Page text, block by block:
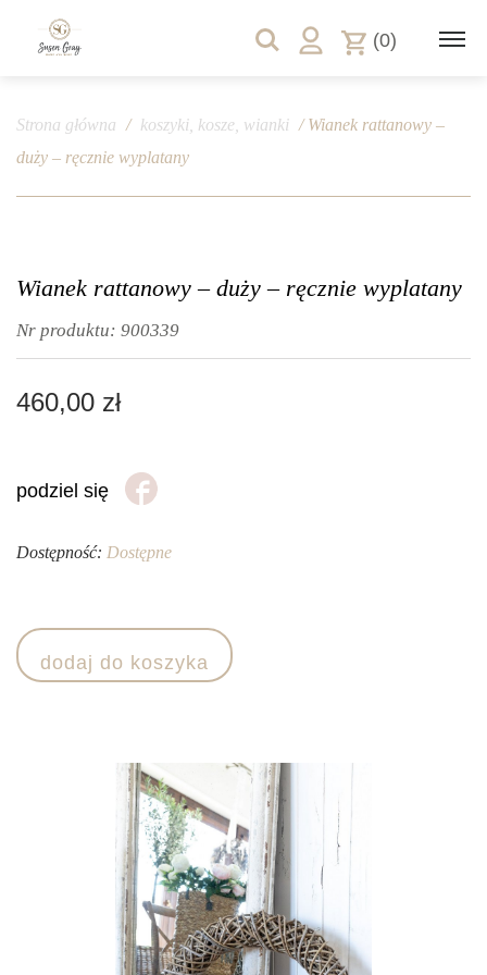
(0)
Strona główna / koszyki, kosze, wianki / Wianek rattanowy –
duży – ręcznie wyplatany
Wianek rattanowy – duży – ręcznie wyplatany
Nr produktu: 900339
460,00 zł
podziel się
Dostępność: Dostępne
Wianek
rattanowy
dodaj do koszyka